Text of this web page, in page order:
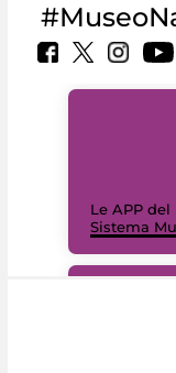
Le APP del
Sistema